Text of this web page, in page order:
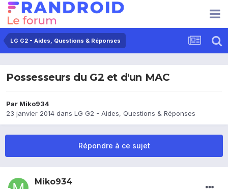
LG G2 - Aides, Questions & Réponses
Possesseurs du G2 et d'un MAC
Par Miko934
23 janvier 2014 dans LG G2 - Aides, Questions & Réponses
Répondre à ce sujet
Miko934